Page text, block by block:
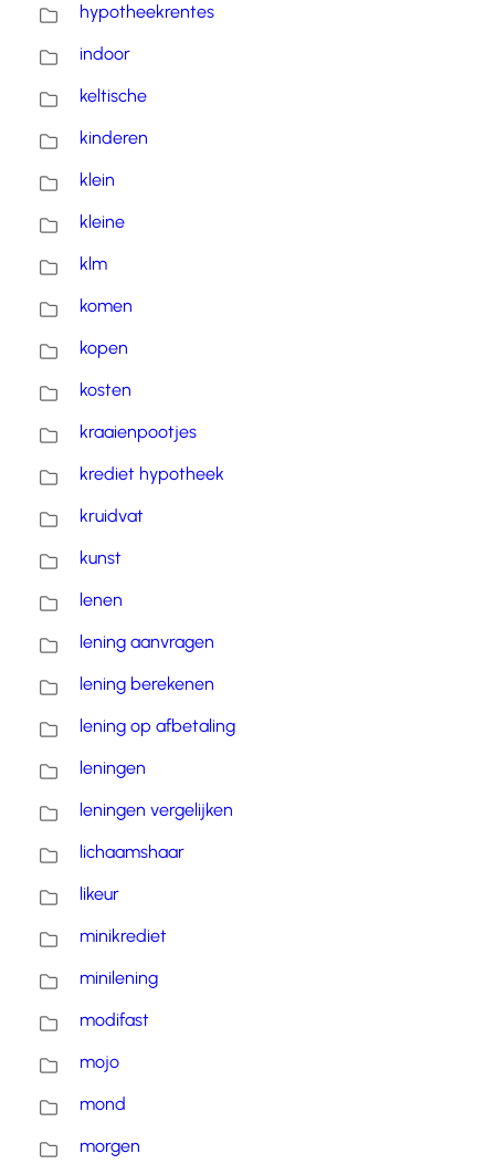
hypotheekrentes
indoor
keltische
kinderen
klein
kleine
klm
komen
kopen
kosten
kraaienpootjes
krediet hypotheek
kruidvat
kunst
lenen
lening aanvragen
lening berekenen
lening op afbetaling
leningen
leningen vergelijken
lichaamshaar
likeur
minikrediet
minilening
modifast
mojo
mond
morgen